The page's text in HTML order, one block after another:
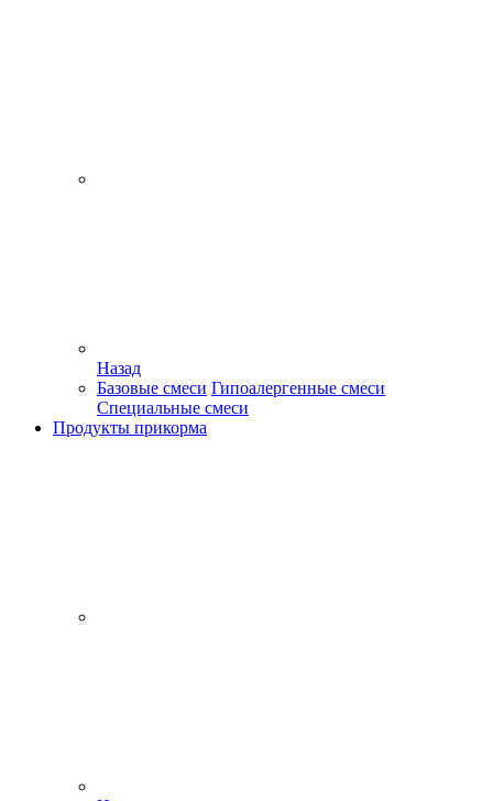
Назад
Базовые смеси Гипоалергенные смеси
Специальные смеси
Продукты прикорма